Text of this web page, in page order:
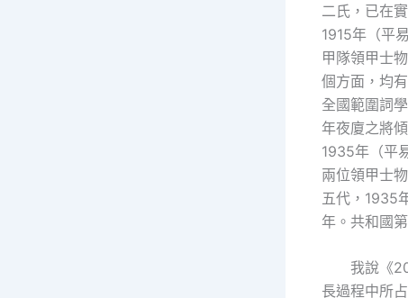
二氏，已在
1915年（平
甲隊領甲士
個方面，均
全國範圍詞
年夜廈之將
1935年（平
兩位領甲士
五代，1935
年。共和國
我說《
長過程中所